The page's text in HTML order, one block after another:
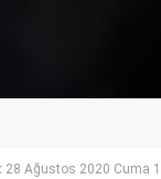
28 Ağustos 2020 Cuma